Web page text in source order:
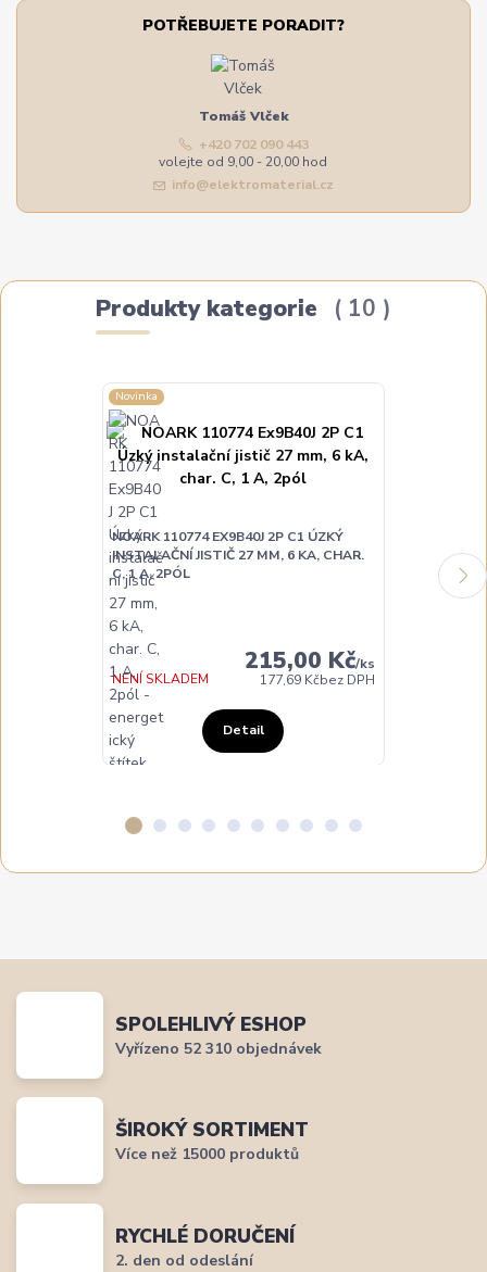
POTŘEBUJETE PORADIT?
Tomáš Vlček
+420 702 090 443
volejte od 9,00 - 20,00 hod
info@elektromaterial.cz
Produkty kategorie 10
Novinka
NOARK 110774 EX9B40J 2P C1 ÚZKÝ
INSTALAČNÍ JISTIČ 27 MM, 6 KA, CHAR.
C, 1 A, 2PÓL
215,00 Kč/ks
177,69 Kčbez DPH
NENÍ SKLADEM
Detail
INSTALAČNÍ
C, 2 A, 2PÓL
SPOLEHLIVÝ ESHOP
Vyřízeno 52 310 objednávek
ŠIROKÝ SORTIMENT
Více než 15000 produktů
RYCHLÉ DORUČENÍ
2. den od odeslání